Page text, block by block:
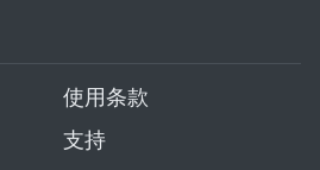
使用条款
支持